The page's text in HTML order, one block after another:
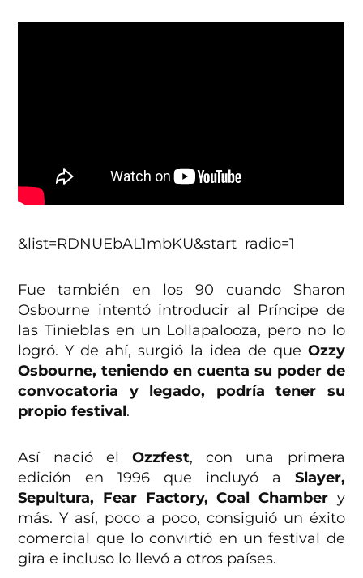
&list=RDNUEbAL1mbKU&start_radio=1
Fue también en los 90 cuando Sharon
Osbourne intentó introducir al Príncipe de
las Tinieblas en un Lollapalooza, pero no lo
logró. Y de ahí, surgió la idea de que Ozzy
Osbourne, teniendo en cuenta su poder de
convocatoria y legado, podría tener su
propio festival.
Así nació el Ozzfest, con una primera
edición en 1996 que incluyó a Slayer,
Sepultura, Fear Factory, Coal Chamber y
más. Y así, poco a poco, consiguió un éxito
comercial que lo convirtió en un festival de
gira e incluso lo llevó a otros países.